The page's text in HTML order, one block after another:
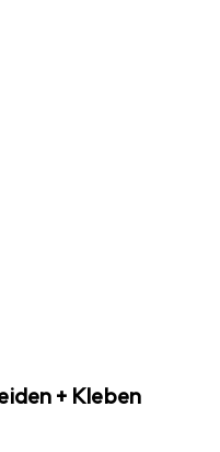
+ Kleben